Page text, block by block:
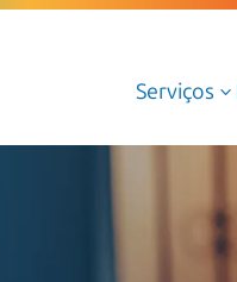
Serviços 3
Serviços
Serviços